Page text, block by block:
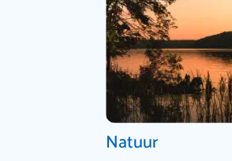
Natuur